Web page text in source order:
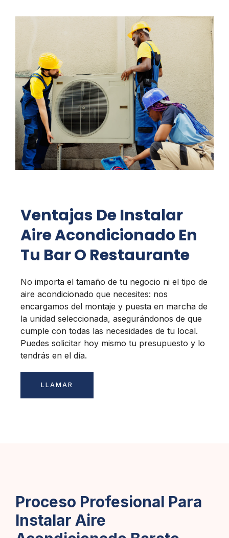
Ventajas De Instalar
Aire Acondicionado En
Tu Bar O Restaurante
No importa el tamaño de tu negocio ni el tipo de
aire acondicionado que necesites: nos
encargamos del montaje y puesta en marcha de
la unidad seleccionada, asegurándonos de que
cumple con todas las necesidades de tu local.
Puedes solicitar hoy mismo tu presupuesto y lo
tendrás en el día.
LLAMAR
Proceso Profesional Para
Instalar Aire